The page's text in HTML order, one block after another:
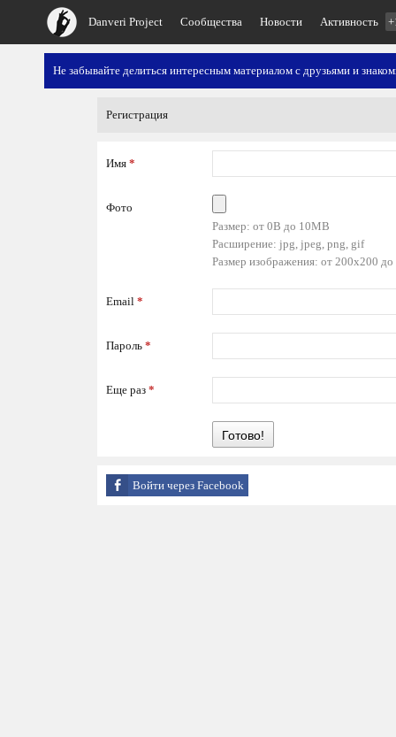
Danveri Project Сообщества Новости Активность
Не забывайте делиться интересным материалом с друзьями и
Регистрация
Имя *
Фото
Размер: от 0B до 10MB
Расширение: jpg, jpeg, png, gif
Размер изображения: от 200x200
Email *
Пароль *
Еще раз *
Готово!
Войти через Facebook